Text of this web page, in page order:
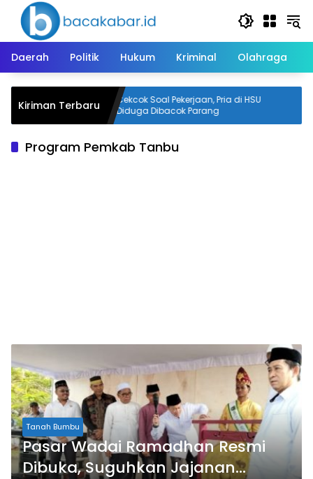
Langsung
konten
Daerah
Politik Hukum Kriminal Olahraga
Kiriman Terbaru
Cekcok Soal Pekerjaan, Pria di HSU
Diduga Dibacok Parang
Program Pemkab Tanbu
Tanah Bumbu
Pasar Wadai Ramadhan Resmi
Dibuka, Suguhkan Jajanan